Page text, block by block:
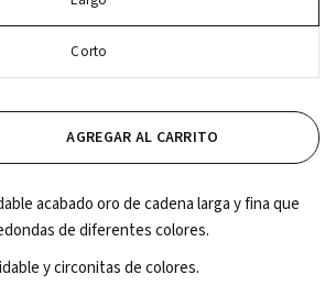
Corto
AGREGAR AL CARRITO
acabado oro de cadena larga y fina que
de diferentes colores.
y circonitas de colores.